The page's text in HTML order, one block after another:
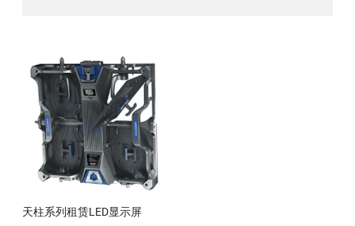
天柱系列租赁LED显示屏